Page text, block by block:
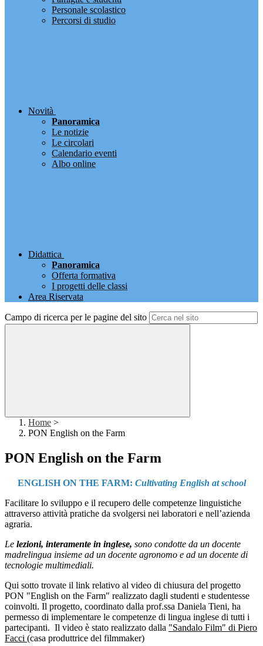
Personale scolastico
Percorsi di studio
Novità
Panoramica
Le notizie
Le circolari
Calendario eventi
Albo online
Didattica
Panoramica
Offerta formativa
I progetti delle classi
Area Riservata
Campo di ricerca per le pagine del sito
Home >
PON English on the Farm
PON English on the Farm
ENGLISH ON THE FARM: Cultivating English at school
Facilitare lo sviluppo e il recupero delle competenze linguistiche
attraverso attività pratiche da svolgersi nei laboratori e nell’azienda
agraria.
Le lezioni, interamente in inglese, sono condotte da un docente
madrelingua insieme ad un docente agronomo e ad un docente di
tecnologie multimediali.
Qui sotto trovate il link relativo al video di chiusura del progetto
PON "English on the Farm" realizzato dagli studenti e studentesse
coinvolti. Il progetto, coordinato dalla prof.ssa Daniela Tieni, ha
permesso di implementare le competenze di lingua inglese di tutti i
partecipanti. Il video è stato realizzato dalla "Sandalo Film" di Piero
Facci (casa produttrice del filmmaker)